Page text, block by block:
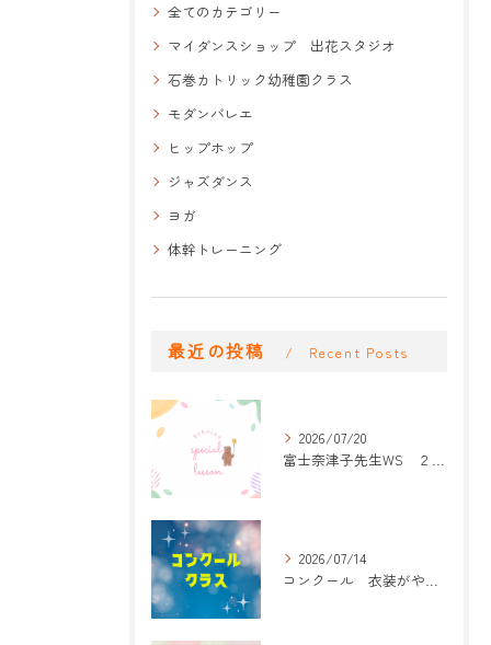
全てのカテゴリー
マイダンスショップ 出花スタジオ
石巻カトリック幼稚園クラス
モダンバレエ
ヒップホップ
ジャズダンス
ヨガ
体幹トレーニング
最近の投稿 Recent Posts
2026/07/20
富士奈津子先生WS ２回目
2026/07/14
コンクール 衣装がやって来た！